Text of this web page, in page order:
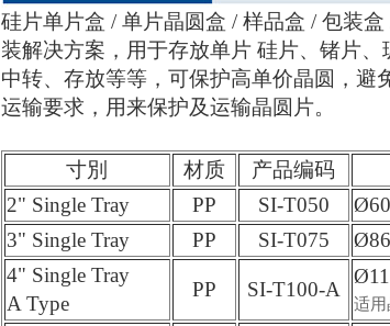
硅片单片盒 / 单片晶圆盒 / 样品盒 / 包装
装解决方案，用于存放单片 硅片、锗片
中转、存放等等，可保护高单价晶圆，避
运输要求，用来保护及运输晶圆片。
寸別 材质 产品编码
2" Single Tray
PP SI-T050
3" Single Tray
PP SI-T075
4" Single Tray
A Type
PP SI-T100-A
适用